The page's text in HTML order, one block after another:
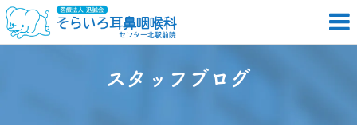
スタッフブログ